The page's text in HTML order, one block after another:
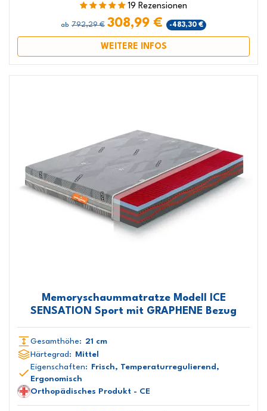
19 Rezensionen
ab 792,29 € 308,99 € -483,30 €
WEITERE INFOS
Memoryschaummatratze Modell ICE
SENSATION Sport mit GRAPHENE Bezug
Gesamthöhe: 21 cm
Härtegrad: Mittel
Eigenschaften: Frisch, Temperaturregulierend,
Ergonomisch
Orthopädisches Produkt - CE